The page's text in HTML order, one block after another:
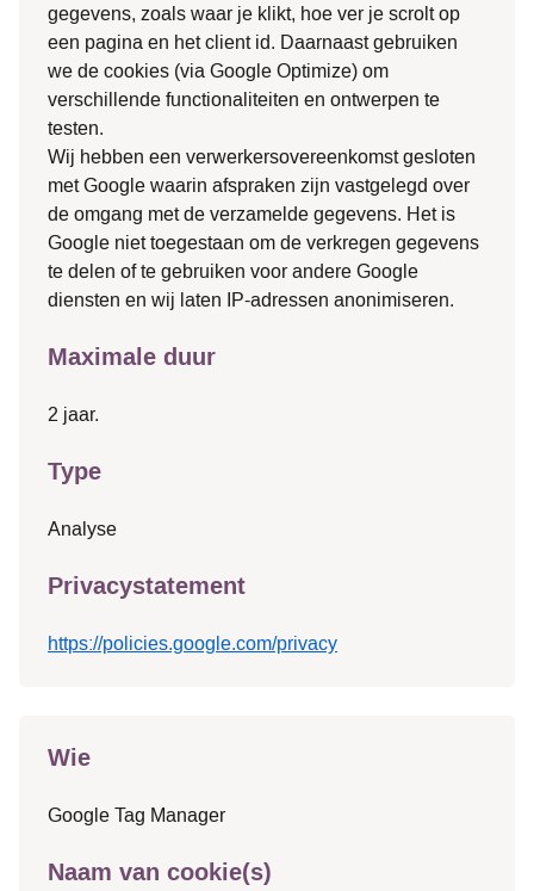
gegevens, zoals waar je klikt, hoe ver je scrolt op
een pagina en het client id. Daarnaast gebruiken
we de cookies (via Google Optimize) om
verschillende functionaliteiten en ontwerpen te
testen.
Wij hebben een verwerkersovereenkomst gesloten
met Google waarin afspraken zijn vastgelegd over
de omgang met de verzamelde gegevens. Het is
Google niet toegestaan om de verkregen gegevens
te delen of te gebruiken voor andere Google
diensten en wij laten IP-adressen anonimiseren.
Maximale duur
2 jaar.
Type
Analyse
Privacystatement
https://policies.google.com/privacy
Wie
Google Tag Manager
Naam van cookie(s)